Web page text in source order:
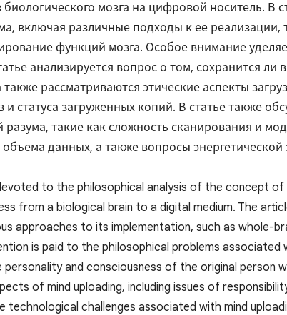
мозга на цифровой носитель. В
включая различные подходы к ее реализации,
функций мозга. Особое внимание
анализируется вопрос о том, сохранится
также рассматриваются этические аспекты
и статуса загруженных копий. В статье также
разума, такие как сложность сканирования и
данных, а также вопросы
to the philosophical analysis of the concept
from a biological brain to a digital medium. The
approaches to its implementation, such as whole-
is paid to the philosophical problems associated
and consciousness of the original person
of mind uploading, including issues of
technological challenges associated with mind